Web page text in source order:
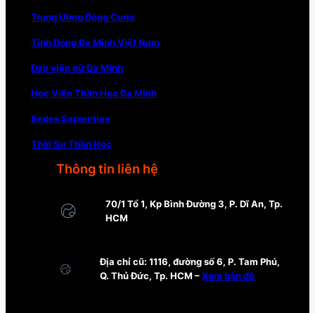
Trung Ương Dòng Curia
Tỉnh Dòng Đa Minh Việt Nam
Đan viện nữ Đa Minh
Học Viện Thần Học Đa Minh
Sedes Sapientiae
Thời Sự Thần Học
Thông tin liên hệ
70/1 Tổ 1, Kp Bình Đường 3, P. Dĩ An, Tp.
HCM
Địa chỉ cũ: 1116, đường số 6, P. Tam Phú,
Q. Thủ Đức, Tp. HCM –Xem bản đồ